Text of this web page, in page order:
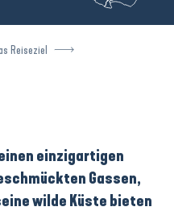
Reiseziel
einzigartigen
Gassen,
wilde Küste bieten